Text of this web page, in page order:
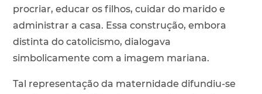
procriar, educar os filhos, cuidar do marido e
administrar a casa. Essa construção, embora
distinta do catolicismo, dialogava
simbolicamente com a imagem mariana.
Tal representação da maternidade difundiu-se